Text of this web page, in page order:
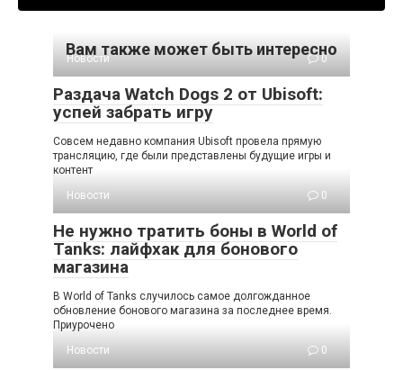
Вам также может быть интересно
Новости 0
Раздача Watch Dogs 2 от Ubisoft:
успей забрать игру
Совсем недавно компания Ubisoft провела прямую
трансляцию, где были представлены будущие игры и
контент
Новости
0
Не нужно тратить боны в World of
Tanks: лайфхак для бонового
магазина
В World of Tanks случилось самое долгожданное
обновление бонового магазина за последнее время.
Приурочено
Новости
0